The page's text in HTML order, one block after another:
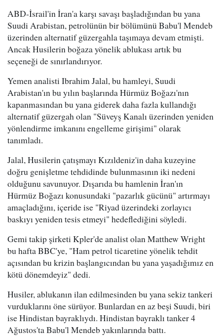
ABD-İsrail'in İran'a karşı savaşı başladığından bu yana
Suudi Arabistan, petrolünün bir bölümünü Babu'l Mendeb
üzerinden alternatif güzergahla taşımaya devam etmişti.
Ancak Husilerin boğaza yönelik ablukası artık bu
seçeneği de sınırlandırıyor.
Yemen analisti Ibrahim Jalal, bu hamleyi, Suudi
Arabistan'ın bu yılın başlarında Hürmüz Boğazı'nın
kapanmasından bu yana giderek daha fazla kullandığı
alternatif güzergah olan "Süveyş Kanalı üzerinden yeniden
yönlendirme imkanını engelleme girişimi" olarak
tanımladı.
Jalal, Husilerin çatışmayı Kızıldeniz'in daha kuzeyine
doğru genişletme tehdidinde bulunmasının iki nedeni
olduğunu savunuyor. Dışarıda bu hamlenin İran'ın
Hürmüz Boğazı konusundaki "pazarlık gücünü" artırmayı
amaçladığını, içeride ise "Riyad üzerindeki zorlayıcı
baskıyı yeniden tesis etmeyi" hedeflediğini söyledi.
Gemi takip şirketi Kpler'de analist olan Matthew Wright
bu hafta BBC'ye, "Ham petrol ticaretine yönelik tehdit
açısından bu krizin başlangıcından bu yana yaşadığımız en
kötü dönemdeyiz" dedi.
Husiler, ablukanın ilan edilmesinden bu yana sekiz tankeri
vurduklarını öne sürüyor. Bunlardan en az beşi Suudi, biri
ise Hindistan bayraklıydı. Hindistan bayraklı tanker 4
Ağustos'ta Babu'l Mendeb yakınlarında battı.